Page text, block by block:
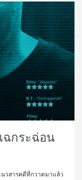
ฉกระฉ่อน
นวสารคดีที่กวาดมาแล้ว